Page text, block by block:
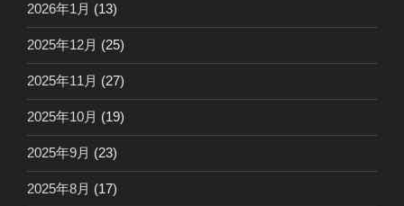
2026年1月 (13)
2025年12月 (25)
2025年11月 (27)
2025年10月 (19)
2025年9月 (23)
2025年8月 (17)